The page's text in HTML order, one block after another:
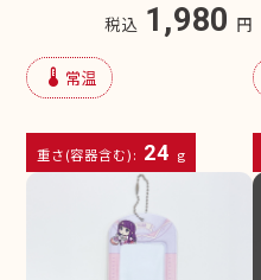
税込 1,980 円
device_thermostat 常温
重さ(容器含む): 24 g